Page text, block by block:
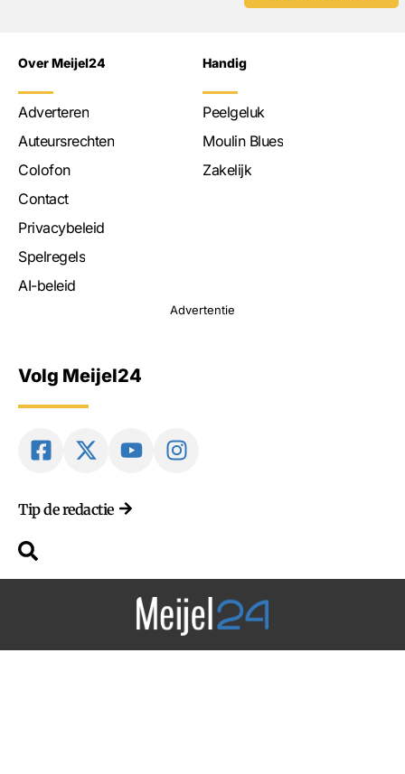
Over Meijel24
Adverteren
Auteursrechten
Colofon
Contact
Privacybeleid
Spelregels
AI-beleid
Handig
Peelgeluk
Moulin Blues
Zakelijk
Advertentie
Volg Meijel24
Tip de redactie